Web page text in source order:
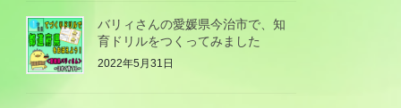
バリィさんの愛媛県今治市で、知
育ドリルをつくってみました
2022年5月31日